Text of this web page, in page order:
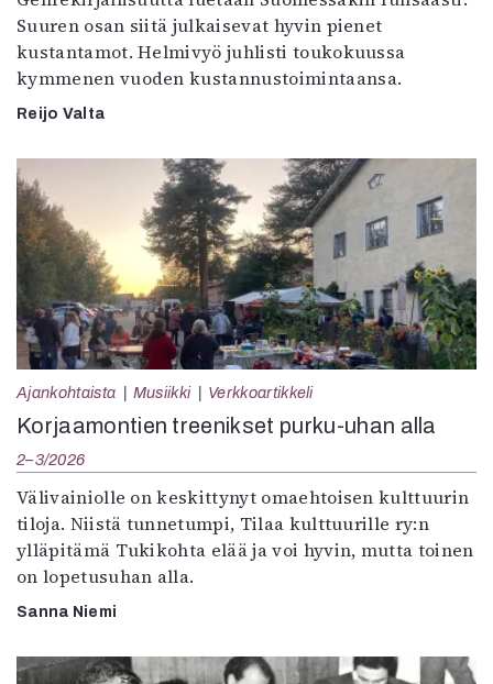
Suuren osan siitä julkaisevat hyvin pienet
kustantamot. Helmivyö juhlisti toukokuussa
kymmenen vuoden kustannustoimintaansa.
Reijo Valta
Ajankohtaista Musiikki Verkkoartikkeli
Korjaamontien treenikset purku-uhan alla
2–3/2026
Välivainiolle on keskittynyt omaehtoisen kulttuurin
tiloja. Niistä tunnetumpi, Tilaa kulttuurille ry:n
ylläpitämä Tukikohta elää ja voi hyvin, mutta toinen
on lopetusuhan alla.
Sanna Niemi